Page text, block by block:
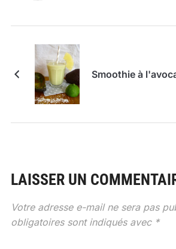
Smoothie à
LAISSER UN
Votre adresse e-mail ne sera pas
obligatoires sont indiqués avec *